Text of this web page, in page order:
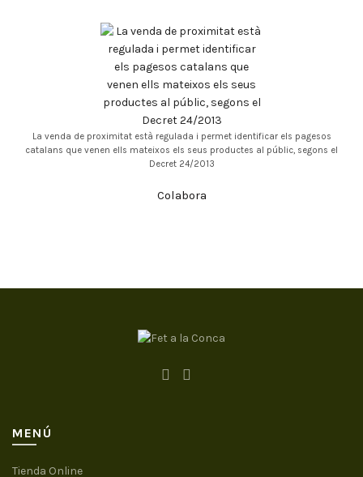
La venda de proximitat està regulada i permet identificar els pagesos
catalans que venen ells mateixos els seus productes al públic, segons el
Decret 24/2013
Colabora
MENÚ
Tienda Online